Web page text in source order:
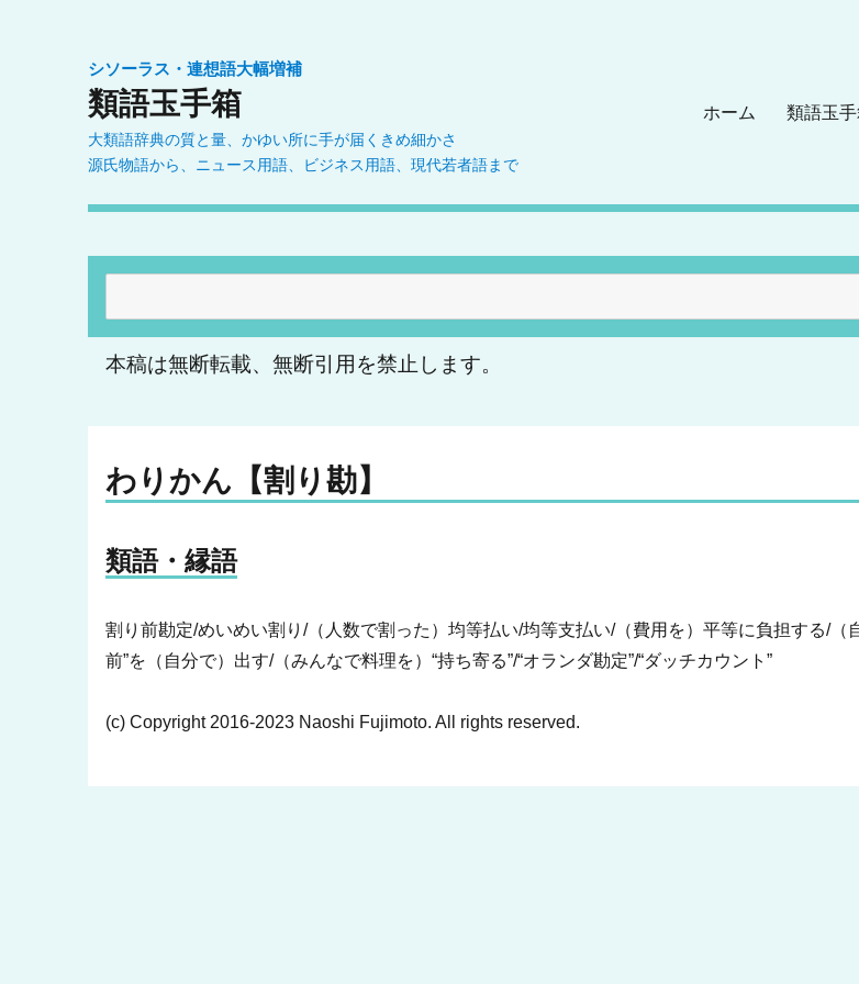
シソーラス・連想語大幅増補
類語玉手箱
大類語辞典の質と量、かゆい所に手が届くきめ細かさ
源氏物語から、ニュース用語、ビジネス用語、現代若者語まで
ホーム 類語玉
索:
本稿は無断転載、無断引用を禁止します。
わりかん【割り勘】
類語・縁語
割り前勘定/めいめい割り/（人数で割った）均等払い/均等支払い/（費用を）平等に負担する/（
前”を（自分で）出す/（みんなで料理を）“持ち寄る”/“オランダ勘定”/“ダッチカウント”
(c) Copyright 2016-2023 Naoshi Fujimoto. All rights reserved.